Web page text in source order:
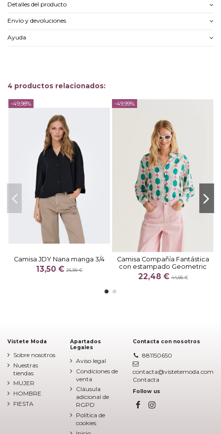
Detalles del producto
Envío y devoluciones
Ayuda
4 productos relacionados:
-49,98%
Camisa JDY Nana manga 3/4
13,50 € 26,99 €
-49,99%
Camisa Compañía Fantástica
con estampado Geometric
22,48 €44,95 €
Vístete Moda
Sobre nosotros
Nuestras
tiendas
MUJER
HOMBRE
FIESTA
Apartados
Legales
Aviso legal
Condiciones de
venta
Cláusula
adicional de
RGPD
Política de
cookies
Contacta con nosotros
881150650
contacta@vistetemoda.com
Contacta
Follow us